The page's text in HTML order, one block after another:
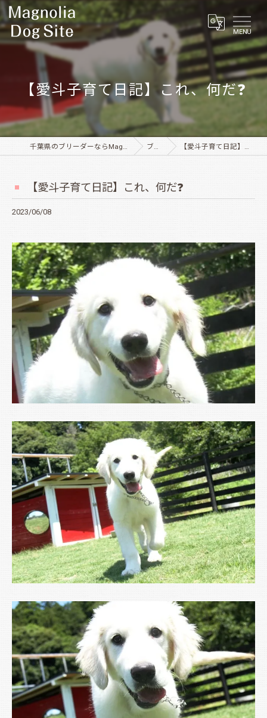
MENU
【愛斗子育て日記】これ、何だ❓
千葉県のブリーダーならMagnolia Dog Site ブログ 【愛斗子育て日記】これ、何だ❓
【愛斗子育て日記】これ、何だ❓
2023/06/08